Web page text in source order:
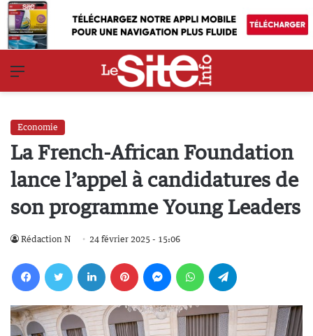
Economie
La French-African Foundation
lance l’appel à candidatures de
son programme Young Leaders
Rédaction N 24 février 2025 - 15:06